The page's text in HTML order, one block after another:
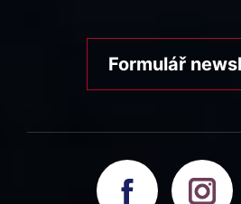
Formulář